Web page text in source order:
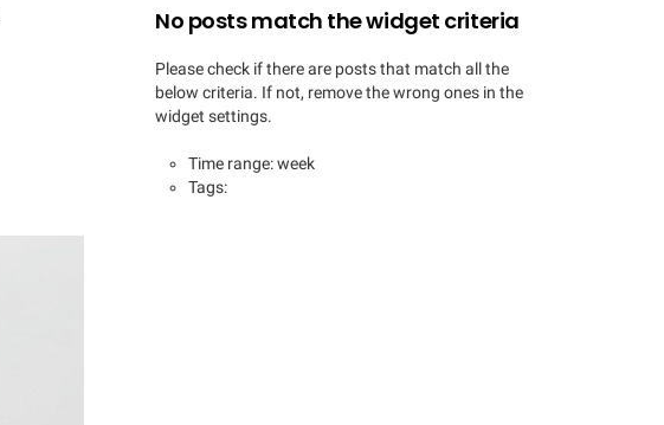
No posts match the widget criteria
Please check if there are posts that match all the
below criteria. If not, remove the wrong ones in the
widget settings.
Time range: week
Tags: